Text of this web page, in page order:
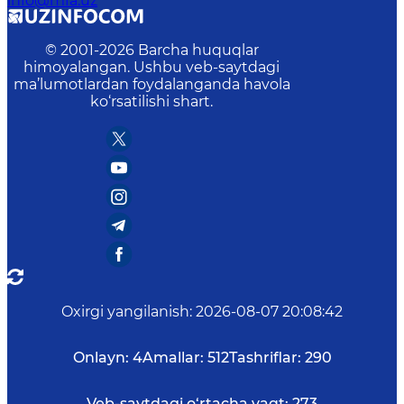
© 2001-2026 Barcha huquqlar
himoyalangan. Ushbu veb-saytdagi
ma’lumotlardan foydalanganda havola
ko‘rsatilishi shart.
Oxirgi yangilanish: 2026-08-07 20:08:42
Onlayn: 4Amallar: 512Tashriflar: 290